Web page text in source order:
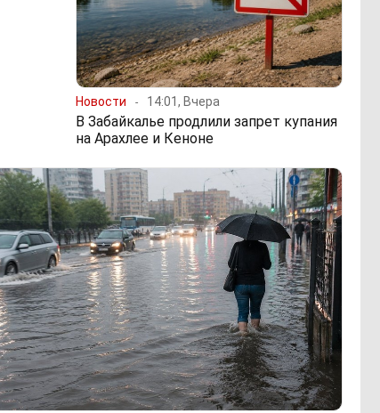
Новости 14:01, Вчера
В Забайкалье продлили запрет купания
на Арахлее и Кеноне